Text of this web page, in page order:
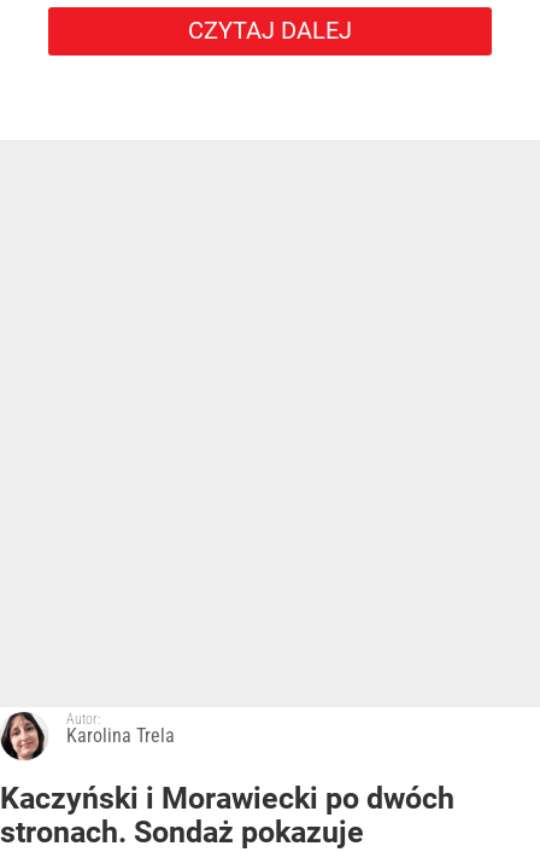
CZYTAJ DALEJ
Autor:
Karolina Trela
Kaczyński i Morawiecki po dwóch
stronach. Sondaż pokazuje